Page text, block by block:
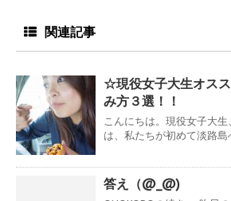
関連記事
☆現役女子大生オス
み方３選！！
こんにちは。現役女子大
は、私たちが初めて淡路島
答え（@_@)